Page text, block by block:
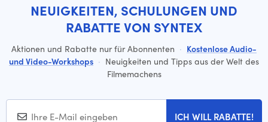
NEUIGKEITEN, SCHULUNGEN UND
RABATTE VON SYNTEX
Aktionen und Rabatte nur für Abonnenten · Kostenlose Audio-
und Video-Workshops · Neuigkeiten und Tipps aus der Welt des
Filmemachens
ICH WILL RABATTE!